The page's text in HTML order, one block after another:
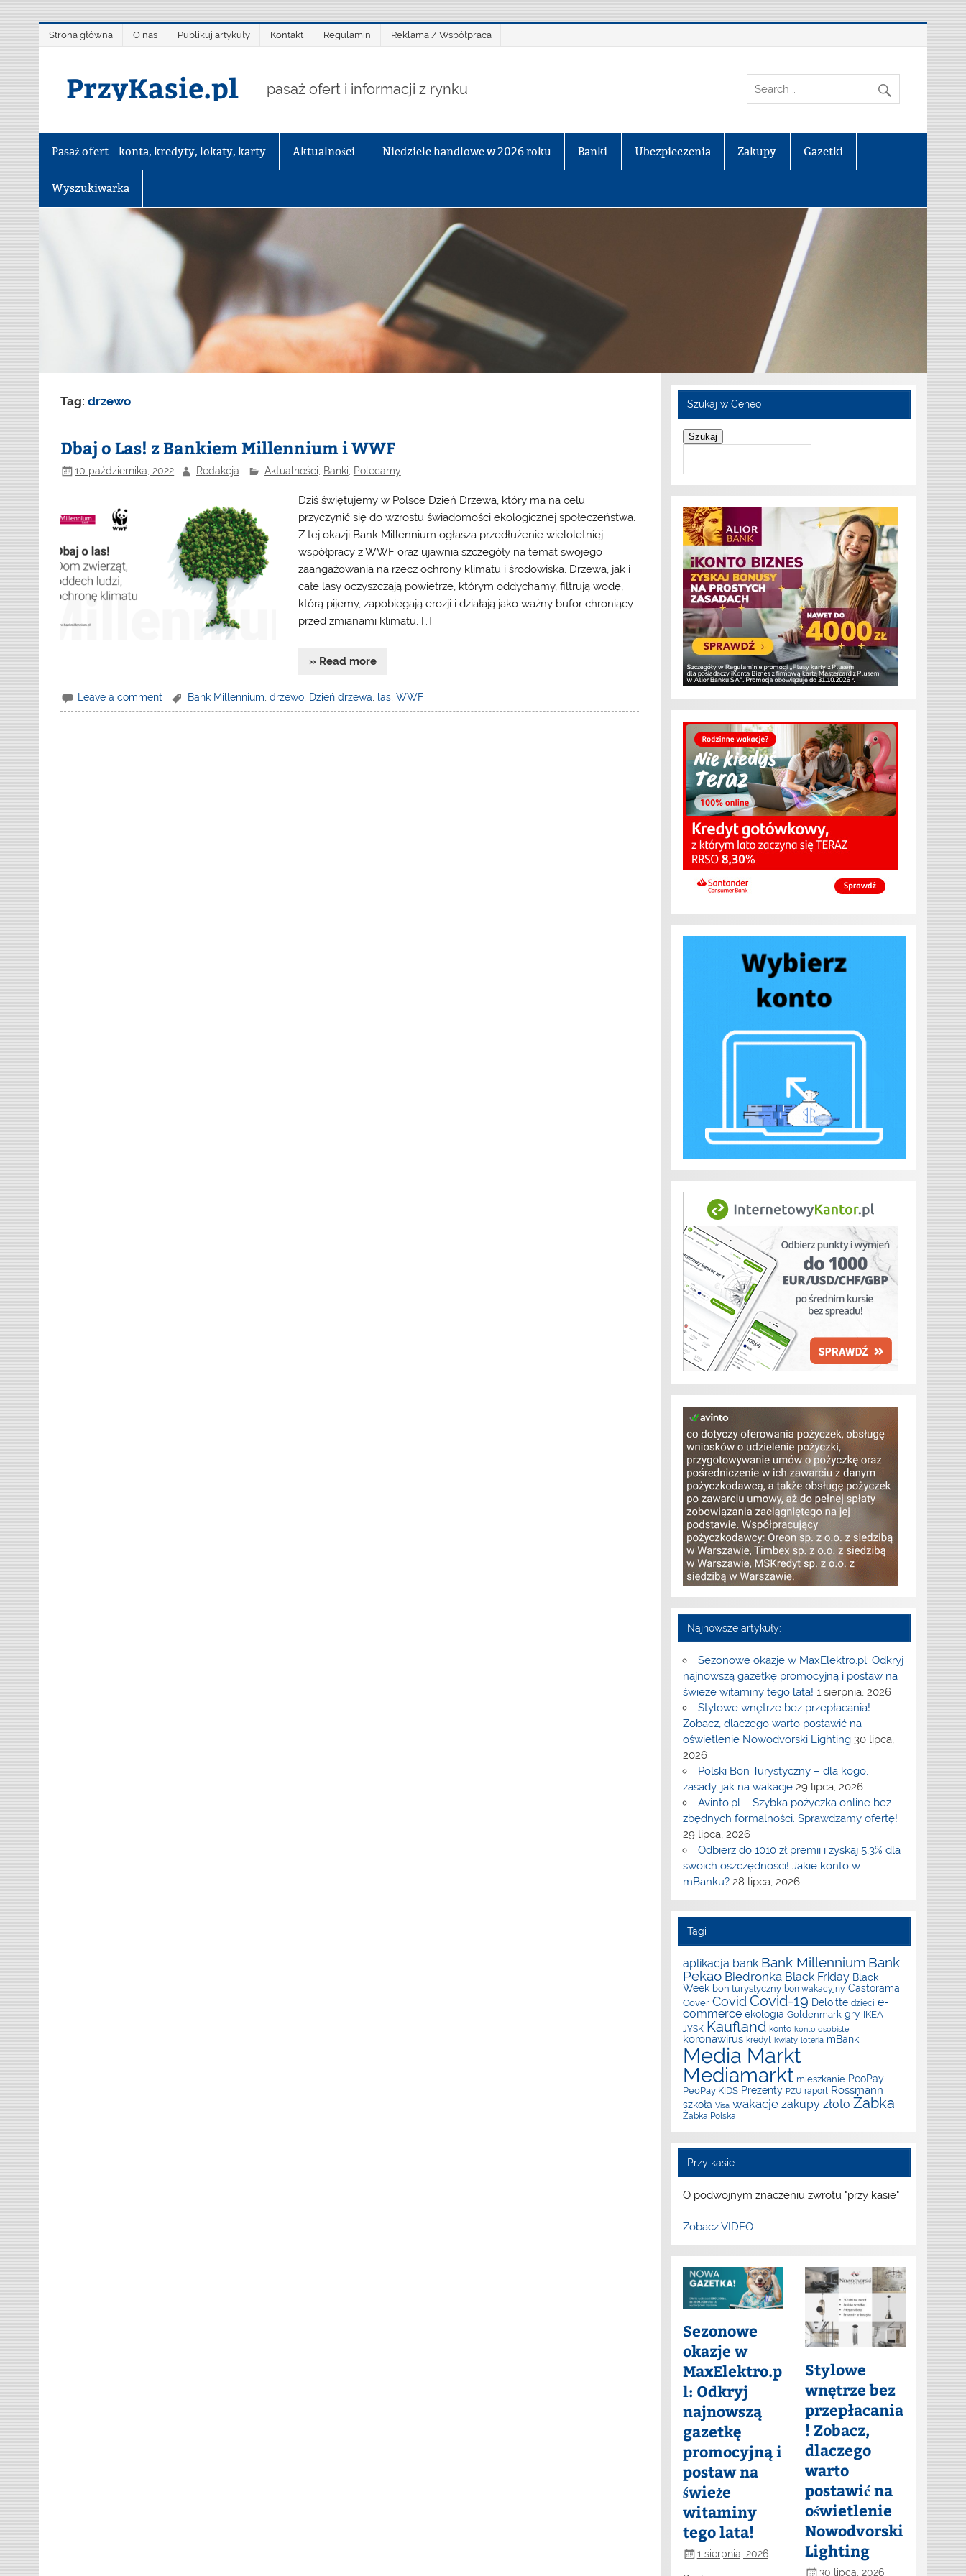
Strona główna O nas Publikuj artykuły Kontakt Regulamin Reklama / Współpraca
PrzyKasie.pl pasaż ofert i informacji z rynku
Pasaż ofert – konta, kredyty, lokaty, karty Aktualności Niedziele handlowe w 2026 roku Banki Ubezpieczenia Zakupy Gazetki
Wyszukiwarka
Tag:drzewo
Dbaj o Las! z Bankiem Millennium i WWF
10 października, 2022 Redakcja Aktualności Banki Polecamy
Dziś świętujemy w Polsce Dzień Drzewa, który ma na celu
przyczynić się do wzrostu świadomości ekologicznej społeczeństwa.
Z tej okazji Bank Millennium ogłasza przedłużenie wieloletniej
współpracy z WWF oraz ujawnia szczegóły na temat swojego
zaangażowania na rzecz ochrony klimatu i środowiska. Drzewa, jak i
całe lasy oczyszczają powietrze, którym oddychamy, filtrują wodę,
którą pijemy, zapobiegają erozji i działają jako ważny bufor chroniący
przed zmianami klimatu. […]
» Read more
Leave a comment Bank Millennium drzewo, Dzień drzewa las, WWF
Szukaj w Ceneo
Szukaj
Najnowsze artykuły:
Sezonowe okazje w MaxElektro.pl: Odkryj
najnowszą gazetkę promocyjną i postaw na
świeże witaminy tego lata! 1 sierpnia, 2026
Stylowe wnętrze bez przepłacania!
Zobacz, dlaczego warto postawić na
oświetlenie Nowodvorski Lighting 30 lipca,
2026
Polski Bon Turystyczny – dla kogo,
zasady, jak na wakacje 29 lipca, 2026
Avinto.pl – Szybka pożyczka online bez
zbędnych formalności. Sprawdzamy ofertę!
29 lipca, 2026
Odbierz do 1010 zł premii i zyskaj 5,3% dla
swoich oszczędności! Jakie konto w
mBanku? 28 lipca, 2026
Tagi
aplikacja bank Bank Millennium Bank
Pekao Biedronka Black Friday Black
Week bon turystyczny bon wakacyjny Castorama
Cover Covid Covid-19 Deloitte dzieci e-
commerce ekologia Goldenmark gry IKEA
JYSK Kaufland konto konto osobiste
koronawirus kredyt kwiaty loteria mBank
Media Markt
Mediamarkt mieszkanie PeoPay
PeoPay KIDS Prezenty PZU raport Rossmann
szkoła Visa wakacje zakupy złoto Żabka
Żabka Polska
Przy kasie
O podwójnym znaczeniu zwrotu "przy kasie"
Zobacz VIDEO
Sezonowe
okazje w
MaxElektro.p
l: Odkryj
najnowszą
gazetkę
promocyjną i
postaw na
świeże
witaminy
tego lata!
1 sierpnia, 2026
Stylowe
wnętrze bez
przepłacania
! Zobacz,
dlaczego
warto
postawić na
oświetlenie
Nowodvorski
Lighting
30 lipca, 2026